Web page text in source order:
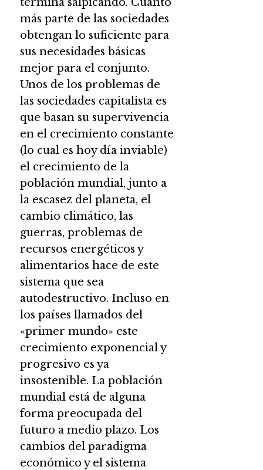
más parte de las sociedades
obtengan lo suficiente para
sus necesidades básicas
mejor para el conjunto.
Unos de los problemas de
las sociedades capitalista es
que basan su supervivencia
en el crecimiento constante
(lo cual es hoy día inviable)
el crecimiento de la
población mundial, junto a
la escasez del planeta, el
cambio climático, las
guerras, problemas de
recursos energéticos y
alimentarios hace de este
sistema que sea
autodestructivo. Incluso en
los países llamados del
«primer mundo» este
crecimiento exponencial y
progresivo es ya
insostenible. La población
mundial está de alguna
forma preocupada del
futuro a medio plazo. Los
cambios del paradigma
económico y el sistema